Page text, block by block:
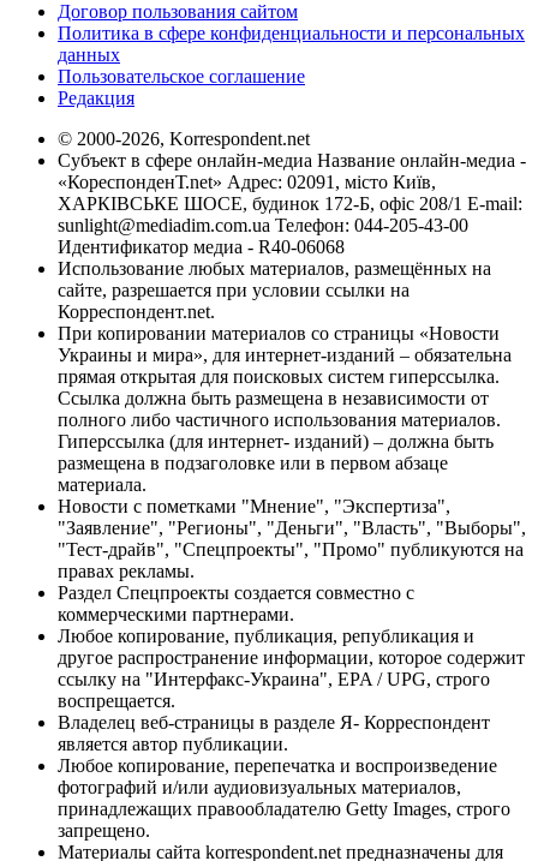
Договор пользования сайтом
Политика в сфере конфиденциальности и персональных
данных
Пользовательское соглашение
Редакция
© 2000-2026, Korrespondent.net
Субъект в сфере онлайн-медиа Название онлайн-медиа -
«КореспонденТ.net» Адрес: 02091, місто Київ,
ХАРКІВСЬКЕ ШОСЕ, будинок 172-Б, офіс 208/1 E-mail:
sunlight@mediadim.com.ua Телефон: 044-205-43-00
Идентификатор медиа - R40-06068
Использование любых материалов, размещённых на
сайте, разрешается при условии ссылки на
Корреспондент.net.
При копировании материалов со страницы «Новости
Украины и мира», для интернет-изданий – обязательна
прямая открытая для поисковых систем гиперссылка.
Ссылка должна быть размещена в независимости от
полного либо частичного использования материалов.
Гиперссылка (для интернет- изданий) – должна быть
размещена в подзаголовке или в первом абзаце
материала.
Новости с пометками "Мнение", "Экспертиза",
"Заявление", "Регионы", "Деньги", "Власть", "Выборы",
"Тест-драйв", "Спецпроекты", "Промо" публикуются на
правах рекламы.
Раздел Спецпроекты создается совместно с
коммерческими партнерами.
Любое копирование, публикация, републикация и
другое распространение информации, которое содержит
ссылку на "Интерфакс-Украина", EPA / UPG, строго
воспрещается.
Владелец веб-страницы в разделе Я- Корреспондент
является автор публикации.
Любое копирование, перепечатка и воспроизведение
фотографий и/или аудиовизуальных материалов,
принадлежащих правообладателю Getty Images, строго
запрещено.
Материалы сайта korrespondent.net предназначены для